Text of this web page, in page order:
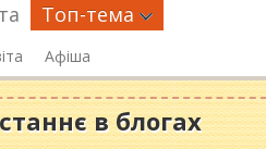
Топ-тема
Афіша
в блогах